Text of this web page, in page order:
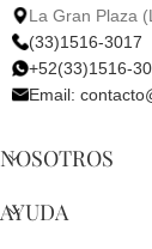
La Gran Plaza
(33)1516-3017
+52(33)1516-
Email:
NOSOTROS
AYUDA